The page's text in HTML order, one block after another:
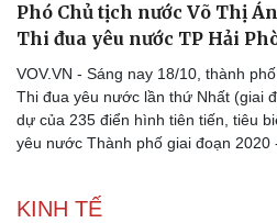
Thể thao
Bóng đá
Lịch thi đấu bóng đá
Hậu trường
Ô
Phó Chủ tịch nước Võ Thị
Thi đua yêu nước TP Hải
VOV.VN - Sáng nay 18/10, thành
Thi đua yêu nước lần thứ Nhất (giai
dự của 235 điển hình tiên tiến, tiêu
yêu nước Thành phố giai đoạn 2020
KINH TẾ